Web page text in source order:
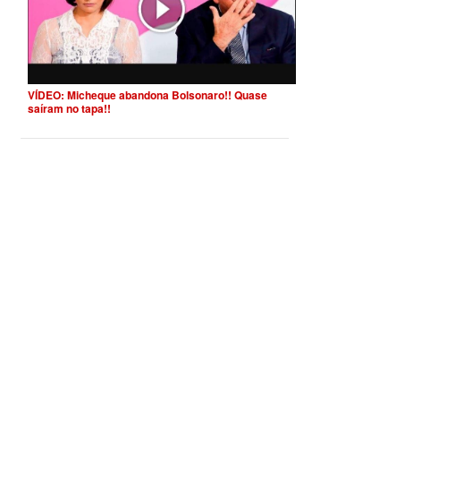
VÍDEO: Micheque abandona Bolsonaro!! Quase
saíram no tapa!!